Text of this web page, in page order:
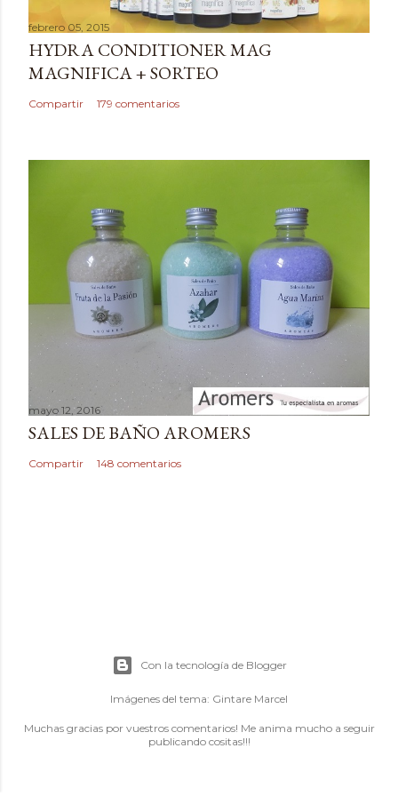
a
r
u
n
c
o
febrero 05, 2015
HYDRA CONDITIONER MAG
MAGNIFICA + SORTEO
Compartir 179 comentarios
mayo 12, 2016
SALES DE BAÑO AROMERS
Compartir 148 comentarios
Con la tecnología de Blogger
Imágenes del tema: Gintare Marcel
Muchas gracias por vuestros comentarios! Me anima mucho a seguir
publicando cositas!!!